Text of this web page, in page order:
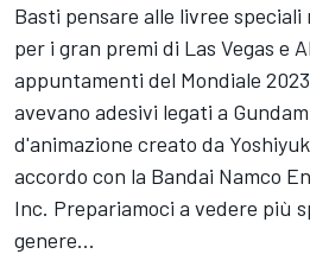
Basti pensare alle livree
per i gran premi di Las Vegas e
appuntamenti del Mondiale
avevano adesivi legati a
d'animazione creato da
accordo con la Bandai Namco
Inc. Prepariamoci a vedere più
genere...